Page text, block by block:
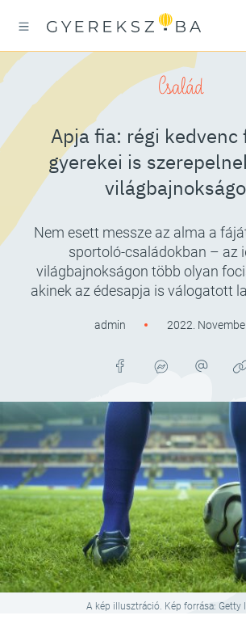
Család
Apja fia: régi kedvenc
gyerekei is
Nem esett messze az alma a
sportoló-családokban – az
világbajnokságon több olyan
akinek az édesapja is válogatott
admin 2022.
A kép illusztráció. Kép forrása: Getty